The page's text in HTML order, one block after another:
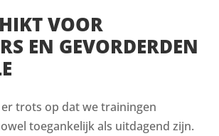
VOOR
EN GEVORDERDEN
er trots op dat we trainingen
toegankelijk als uitdagend zijn.